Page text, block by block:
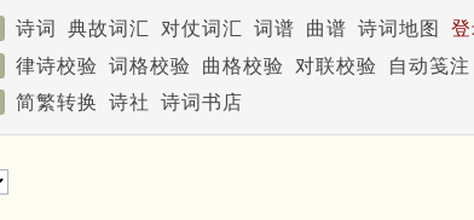
诗词 典故词汇 对仗词汇 词谱 曲谱 诗词地图
律诗校验 词格校验 曲格校验 对联校验
自动笺注
简繁转换 诗社 诗词书店